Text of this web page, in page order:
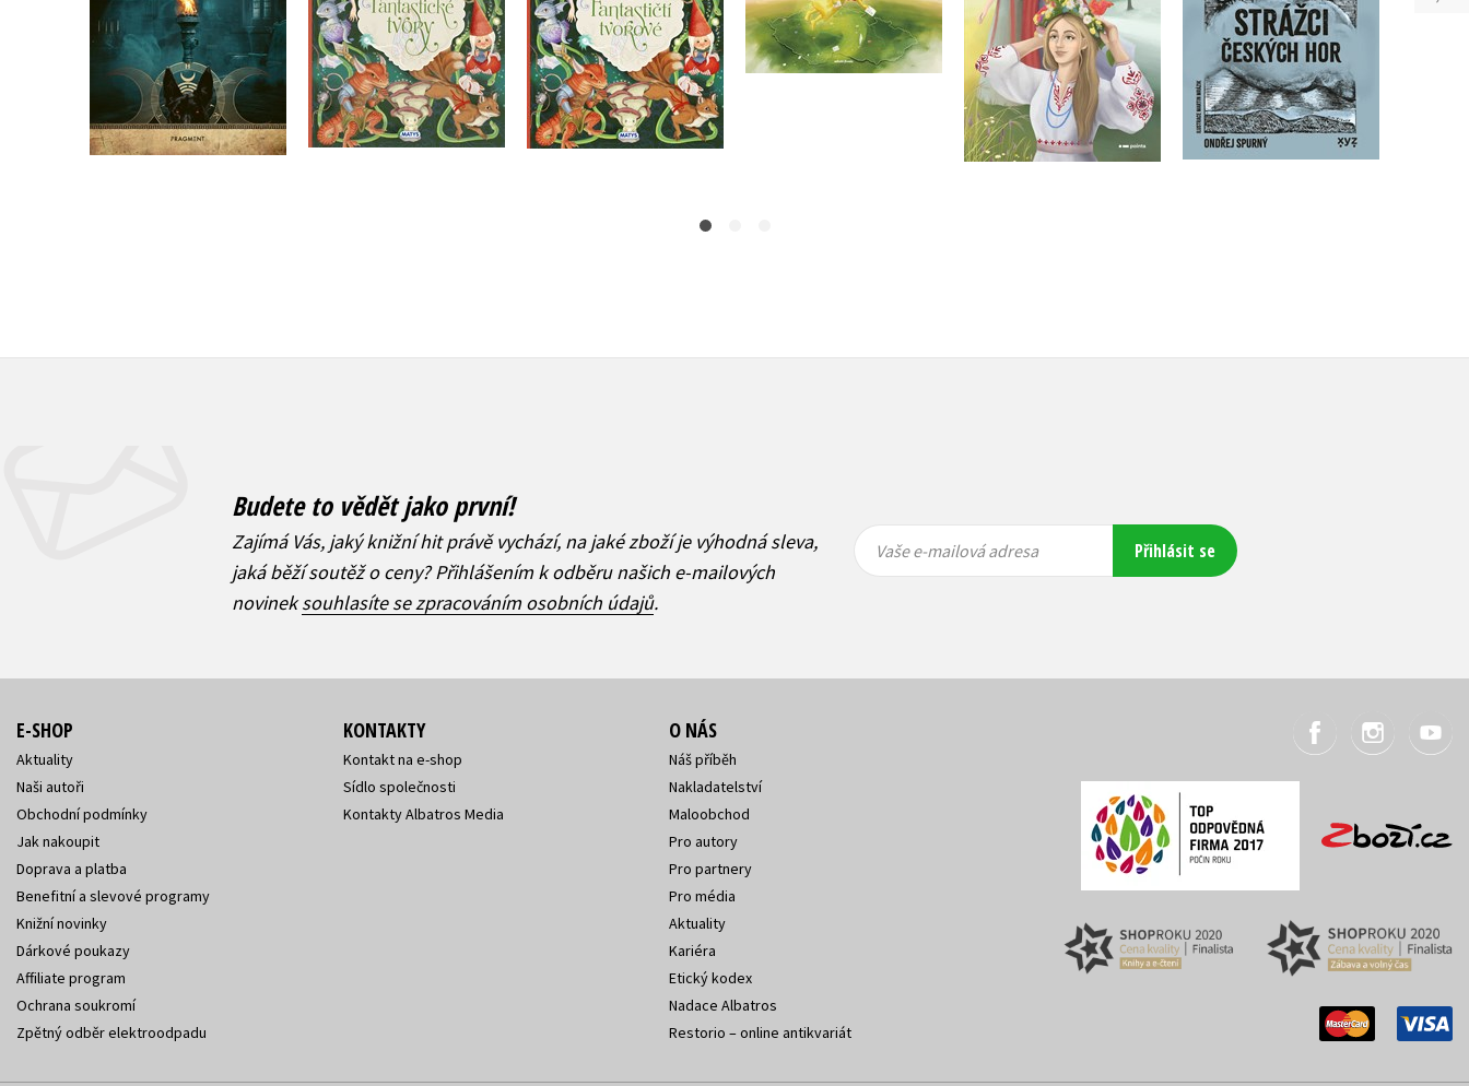
Do košíku
419 Kč
335 Kč
Do košíku
329 Kč
263 Kč
Do košíku
329 Kč
263 Kč
Do košíku
279 Kč
223 Kč
Do košíku
399 Kč
319 Kč
Budete to vědět jako první!
Zajímá Vás, jaký knižní hit právě vychází, na jaké zboží je výhodná sleva,
jaká běží soutěž o ceny? Přihlášením k odběru našich e-mailových
novineksouhlasíte se zpracováním osobních údajů.
mailová
mailová
Vaše e-mailová adresa Přihlásit se
E-SHOP
Aktuality
Naši autoři
Obchodní podmínky
Jak nakoupit
Doprava a platba
Benefitní a slevové programy
Knižní novinky
Dárkové poukazy
Affiliate program
Ochrana soukromí
Zpětný odběr elektroodpadu
KONTAKTY
Kontakt na e-shop
Sídlo společnosti
Kontakty Albatros Media
O NÁS
Náš příběh
Nakladatelství
Maloobchod
Pro autory
Pro partnery
Pro média
Aktuality
Kariéra
Etický kodex
Nadace Albatros
Restorio – online antikvariát